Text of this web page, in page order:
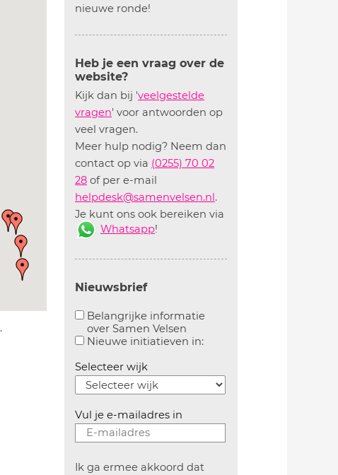
.
nieuwe ronde!
Heb je een vraag over de
website?
Kijk dan bij 'veelgestelde
vragen' voor antwoorden op
veel vragen.
Meer hulp nodig? Neem dan
contact op via (0255) 70 02
28 of per e-mail
helpdesk@samenvelsen.nl.
Je kunt ons ook bereiken via
Whatsapp!
Nieuwsbrief
Belangrijke informatie
over Samen Velsen
Aanvinken om belangrijke informatie over
Nieuwe initiatieven in:Aanvinken om
Selecteer wijk
Vul je e-mailadres in
Ik ga ermee akkoord dat